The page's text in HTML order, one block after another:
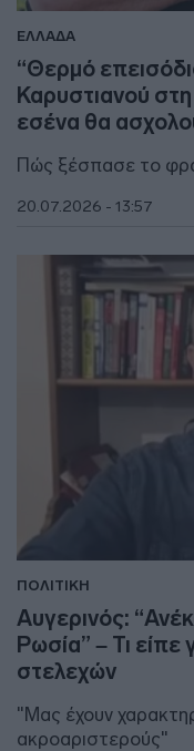
ΕΛΛΑΔΑ
“Θερμό
Καρυστιανού
εσένα θα
Πώς ξέσπασε το
20.07.2026 - 13:57
ΠΟΛΙΤΙΚΗ
Αυγερινός:
Ρωσία” – Τι είπε
στελεχών
"Μας έχουν
ακροαριστερούς"